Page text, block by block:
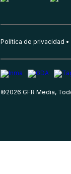
Política de privacidad
©2026 GFR Media,